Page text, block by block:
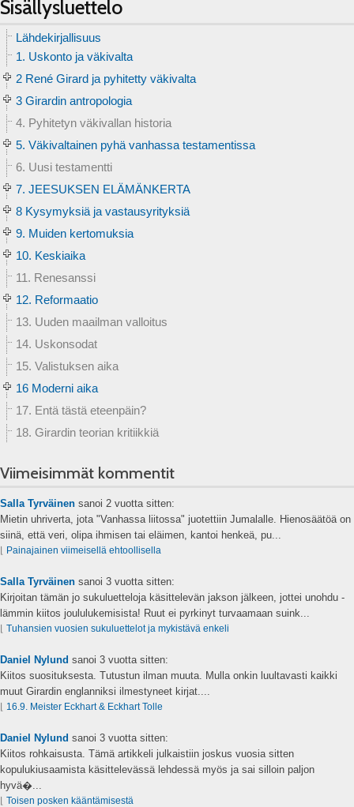
Sisällysluettelo
Lähdekirjallisuus
1. Uskonto ja väkivalta
2 René Girard ja pyhitetty väkivalta
3 Girardin antropologia
4. Pyhitetyn väkivallan historia
5. Väkivaltainen pyhä vanhassa testamentissa
6. Uusi testamentti
7. JEESUKSEN ELÄMÄNKERTA
8 Kysymyksiä ja vastausyrityksiä
9. Muiden kertomuksia
10. Keskiaika
11. Renesanssi
12. Reformaatio
13. Uuden maailman valloitus
14. Uskonsodat
15. Valistuksen aika
16 Moderni aika
17. Entä tästä eteenpäin?
18. Girardin teorian kritiikkiä
Viimeisimmät kommentit
Salla Tyrväinen sanoi 2 vuotta sitten:
Mietin uhriverta, jota "Vanhassa liitossa" juotettiin Jumalalle. Hienosäätöä on
siinä, että veri, olipa ihmisen tai eläimen, kantoi henkeä, pu...
⌊ Painajainen viimeisellä ehtoollisella
Salla Tyrväinen sanoi 3 vuotta sitten:
Kirjoitan tämän jo sukuluetteloja käsittelevän jakson jälkeen, jottei unohdu -
lämmin kiitos joululukemisista! Ruut ei pyrkinyt turvaamaan suink...
⌊ Tuhansien vuosien sukuluettelot ja mykistävä enkeli
Daniel Nylund sanoi 3 vuotta sitten:
Kiitos suosituksesta. Tutustun ilman muuta. Mulla onkin luultavasti kaikki
muut Girardin englanniksi ilmestyneet kirjat....
⌊ 16.9. Meister Eckhart & Eckhart Tolle
Daniel Nylund sanoi 3 vuotta sitten:
Kiitos rohkaisusta. Tämä artikkeli julkaistiin joskus vuosia sitten
kopulukiusaamista käsittelevässä lehdessä myös ja sai silloin paljon
hyvä�...
⌊ Toisen posken kääntämisestä